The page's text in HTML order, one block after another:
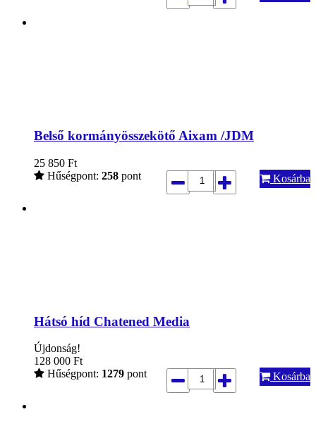
Belső kormányösszekötő Aixam /JDM
25 850 Ft
Hűségpont: 258 pont Kosárba
Hátsó híd Chatened Media
Újdonság!
128 000 Ft
Hűségpont: 1279 pont Kosárba